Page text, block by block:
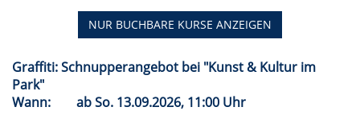
NUR BUCHBARE KURSE ANZEIGEN
Graffiti: Schnupperangebot bei "Kunst & Kultur im
Park"
Wann:
abSo. 13.09.2026, 11:00 Uhr